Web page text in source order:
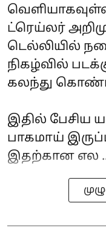
ட்ரெய்லர்
டெல்லியில்
நிகழ்வில்
கலந்து
இதில் பேசிய
பாகமாய்
இதற்கான எல